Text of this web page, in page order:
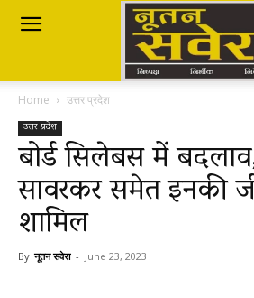
Nutan
Savera
नूतन
सवेरा
Home उत्तर प्रदेश
उत्तर प्रदेश
बोर्ड सिलेबस में
सावरकर समेत इनकी
शामिल
By नूतन सवेरा - June 23, 2023